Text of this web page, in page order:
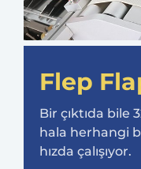
Flep
Bir çıktıda bile
hala herhangi
hızda çalışıyor.